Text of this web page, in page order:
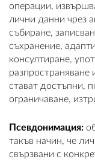
операции,
лични данни чрез
събиране,
съхранение,
консултиране,
разпространяване
стават достъпни,
ограничаване,
Псевдонимация:
такъв начин, че
свързвани с